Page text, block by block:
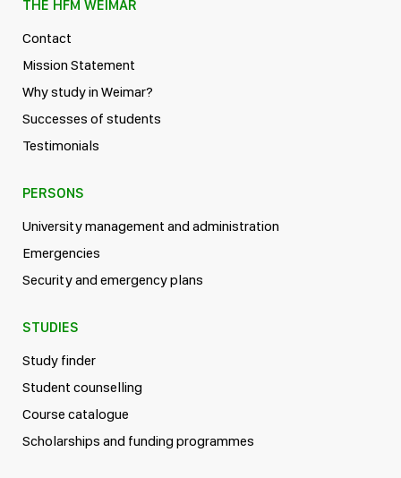
THE HFM WEIMAR
Contact
Mission Statement
Why study in Weimar?
Successes of students
Testimonials
PERSONS
University management and administration
Emergencies
Security and emergency plans
STUDIES
Study finder
Student counselling
Course catalogue
Scholarships and funding programmes